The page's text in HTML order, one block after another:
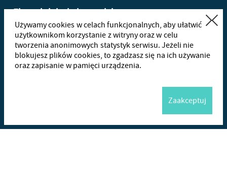
Używamy cookies w celach funkcjonalnych, aby ułatwić
użytkownikom korzystanie z witryny oraz w celu
tworzenia anonimowych statystyk serwisu. Jeżeli nie
blokujesz plików cookies, to zgadzasz się na ich używanie
oraz zapisanie w pamięci urządzenia.
Zaakceptuj